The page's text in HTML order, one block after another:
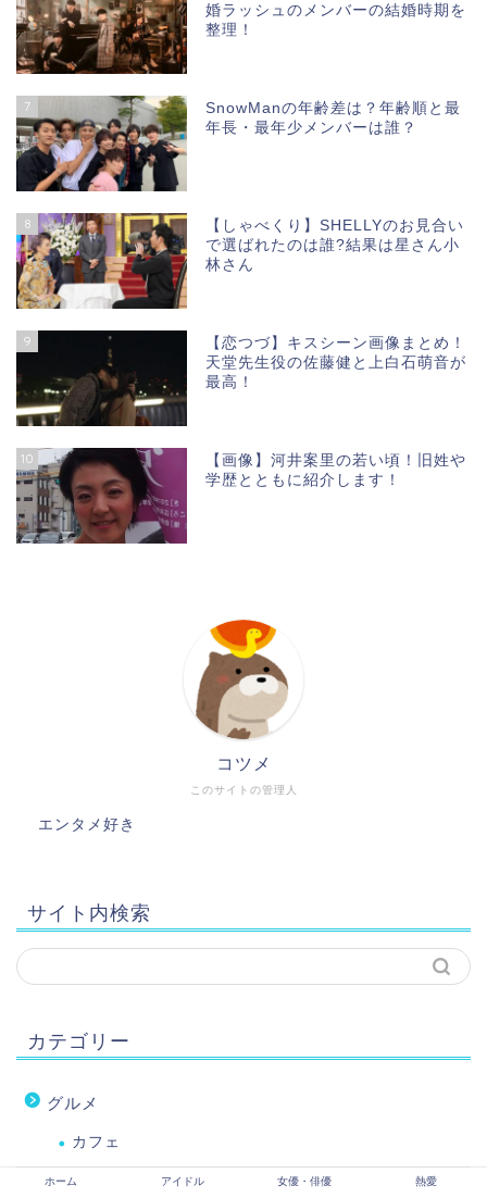
婚ラッシュのメンバーの結婚時期を
整理！
7
SnowManの年齢差は？年齢順と最
年長・最年少メンバーは誰？
8
【しゃべくり】SHELLYのお見合い
で選ばれたのは誰?結果は星さん小
林さん
9
【恋つづ】キスシーン画像まとめ！
天堂先生役の佐藤健と上白石萌音が
最高！
10
【画像】河井案里の若い頃！旧姓や
学歴とともに紹介します！
このサイトの管理人
コツメ
エンタメ好き
サイト内検索
カテゴリー
グルメ
カフェ
ホーム アイドル 女優・俳優 熱愛